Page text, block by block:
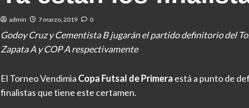
admin 7 marzo, 2019 0
Godoy Cruz y Cementista B jugarán el partido definitorio del
Zapata A y COP A respectivamente
El Torneo Vendimia Copa Futsal de Primera está a punto de
finalistas que tiene este certamen.